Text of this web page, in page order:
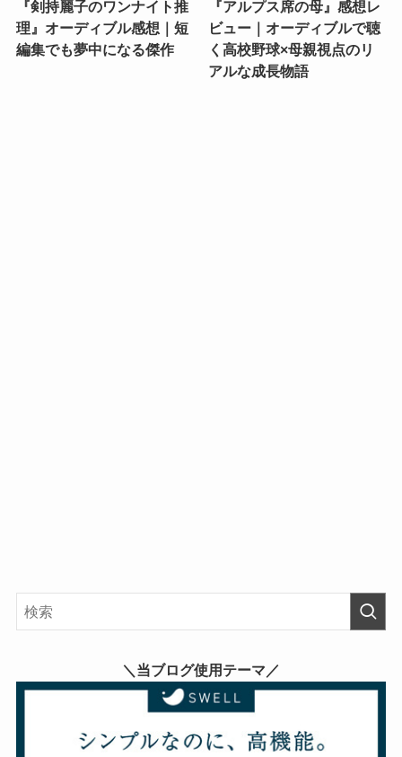
『剣持麗子のワンナイト推
理』オーディブル感想｜短
編集でも夢中になる傑作
『アルプス席の母』感想レ
ビュー｜オーディブルで聴
く高校野球×母親視点のリ
アルな成長物語
＼当ブログ使用テーマ／